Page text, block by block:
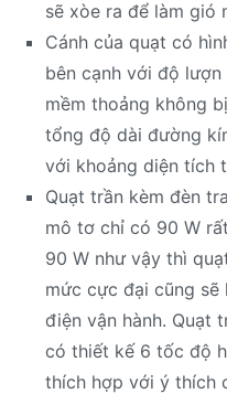
sẽ xòe ra để làm gió
Cánh của quạt có
bên cạnh với độ
mềm thoảng không
tổng độ dài đường
với khoảng diện tích
Quạt trần kèm đèn
mô tơ chỉ có 90 W
90 W như vậy thì
mức cực đại cũng sẽ
điện vận hành. Quạt
có thiết kế 6 tốc độ
thích hợp với ý thích